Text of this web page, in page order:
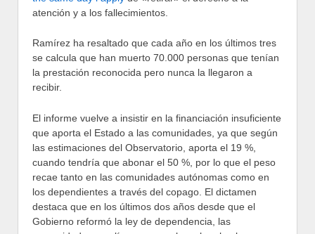
atención y a los fallecimientos.
Ramírez ha resaltado que cada año en los últimos tres
se calcula que han muerto 70.000 personas que tenían
la prestación reconocida pero nunca la llegaron a
recibir.
El informe vuelve a insistir en la financiación insuficiente
que aporta el Estado a las comunidades, ya que según
las estimaciones del Observatorio, aporta el 19 %,
cuando tendría que abonar el 50 %, por lo que el peso
recae tanto en las comunidades autónomas como en
los dependientes a través del copago. El dictamen
destaca que en los últimos dos años desde que el
Gobierno reformó la ley de dependencia, las